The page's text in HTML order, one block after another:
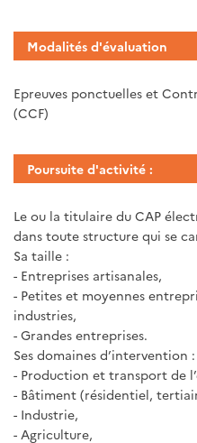
Modalités d'évaluation
Epreuves ponctuelles et
(CCF)
Poursuite d'activité :
Le ou la titulaire du CAP
dans toute structure qui se
Sa taille :
- Entreprises artisanales,
- Petites et moyennes
industries,
- Grandes entreprises.
Ses domaines d’intervention :
- Production et transport de
- Bâtiment (résidentiel,
- Industrie,
- Agriculture,